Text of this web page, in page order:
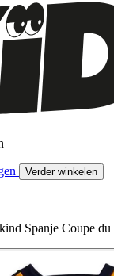
Verder winkelen
Spanje Coupe du